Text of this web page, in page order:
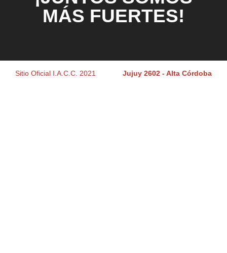
MÁS FUERTES!
Sitio Oficial I.A.C.C. 2021 Jujuy 2602 - Alta Córdoba